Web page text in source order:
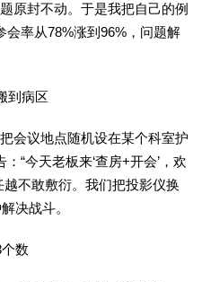
原封不动。于是我把自己的例
会率从78%涨到96%，问题解
到病区
议地点随机设在某个科室护
“今天老板来‘查房+开会’，欢
不敢敷衍。我们把投影仪换
决战斗。
数